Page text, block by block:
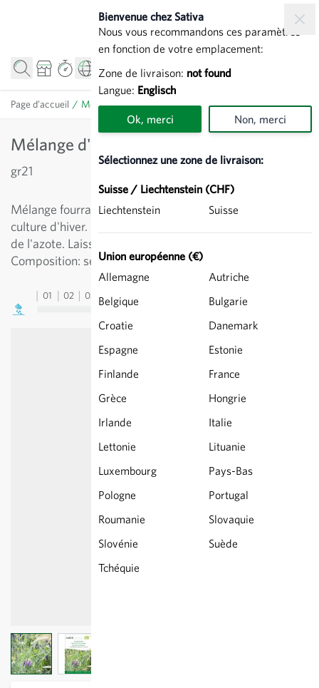
Bienvenue chez Sativa
Nous vous recommandons ces paramètres
en fonction de votre emplacement:
Zone de livraison: not found
Langue: Englisch
Ok, merci Non, merci
Sélectionnez une zone de livraison:
Suisse / Liechtenstein (CHF)
Liechtenstein
Suisse
Union européenne (€)
Allemagne
Autriche
Belgique
Bulgarie
Croatie
Danemark
Espagne
Estonie
Finlande
France
Grèce
Hongrie
Irlande
Italie
Lettonie
Lituanie
Luxembourg
Pays-Bas
Pologne
Portugal
Roumanie
Slovaquie
Slovénie
Suède
Tchéquie
Page d’accueil / Mélange d'automne - Engrais vert
Mélange d'automne - Engrais vert
gr21
Mélange fourrager et d'engrais vert avantageux pour la
culture d'hiver. Enracinement profond et bonne fixation
de l'azote. Laisse une très bonne structure de sol.
Composition: seigle et vesce d'hiver.
01 02 03 04 09 10
View larger imageView larger image